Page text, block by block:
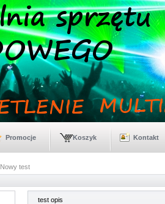
Promocje Koszyk Kontakt
Nowy test
test opis